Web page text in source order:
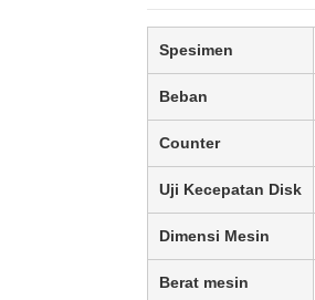
Spesimen
Beban
Counter
Uji Kecepatan Disk
Dimensi Mesin
Berat mesin